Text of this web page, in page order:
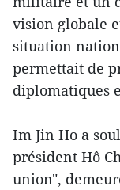
vision globale
situation
permettait de
diplomatiques
Im Jin Ho a
président Hô
union",